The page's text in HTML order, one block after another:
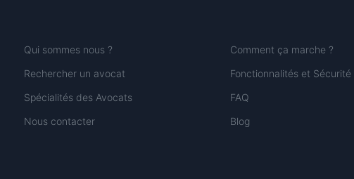
Qui sommes nous ?
Rechercher un avocat
Spécialités des Avocats
Nous contacter
Comment ça marche ?
Fonctionnalités et Sécurité
FAQ
Blog